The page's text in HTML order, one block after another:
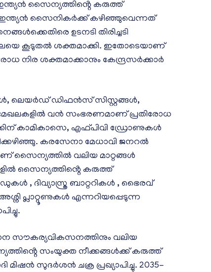
ഇന്ത്യൻ സൈന്യത്തിൻ്റെ കരുത്ത്
ഇന്ത്യൻ സൈനികർക്ക് കഴിഞ്ഞുവെന്നത്
ഉടനടി തിരിച്ചടി
കൂടുതൽ ശക്തമാക്കി. ഇതോടെയാണ്
നിര ശക്തമാക്കാനും കേന്ദ്രസർക്കാർ
ലെയർഡ് ഡിഫൻസ് സിസ്റ്റങ്ങൾ,
വൻ സംഭരണമാണ് പ്രതിരോധ
കാമികാസെ, എഫ്പിവി ഡ്രോണുകൾ
കരസേനാ മേധാവി ജനറൽ
സൈന്യത്തിൽ വലിയ മാറ്റങ്ങൾ
സൈന്യത്തിൻ്റെ കരുത്ത്
, ദിവ്യാസ്ത്ര ബാറ്ററികൾ , ഭൈരവ്
പ്ലാറ്റൂണുകൾ എന്നറിയപ്പെടുന്ന
സൗകര്യവികസനത്തിനും വലിയ
സംയുക്ത നീക്കങ്ങൾക്ക് കരുത്ത്
മിഷൻ സുദർശൻ ചക്ര പ്രഖ്യാപിച്ചു. 2035-